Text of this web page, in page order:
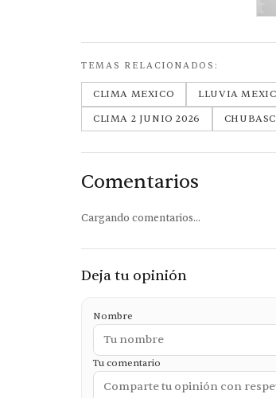
TEMAS RELACIONADOS:
CLIMA MEXICO LLUVIA
CLIMA 2 JUNIO 2026
Comentarios
Cargando comentarios...
Deja tu opinión
Nombre
Tu comentario